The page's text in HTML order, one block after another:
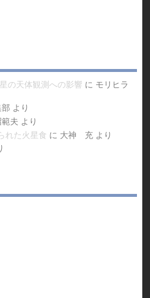
の天体観測への影響 に モリヒラ
より
夫 より
れた火星食 に 大神 充より